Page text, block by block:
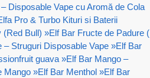
Disposable Vape cu Aromă de Cola
Pro & Turbo Kituri si Baterii
(Red Bull) »Elf Bar Fructe de Padure (
– Struguri Disposable Vape »Elf Bar
guava »Elf Bar Mango –
Mango »Elf Bar Menthol »Elf Bar